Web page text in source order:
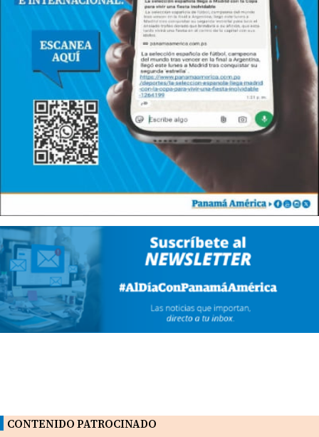
CONTENIDO PATROCINADO